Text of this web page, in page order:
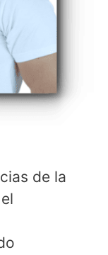
de la